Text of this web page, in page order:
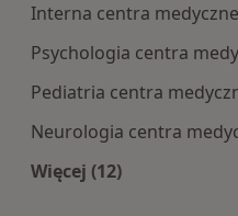
Interna centra
Psychologia centra
Pediatria centra
Neurologia centra
Więcej (12)